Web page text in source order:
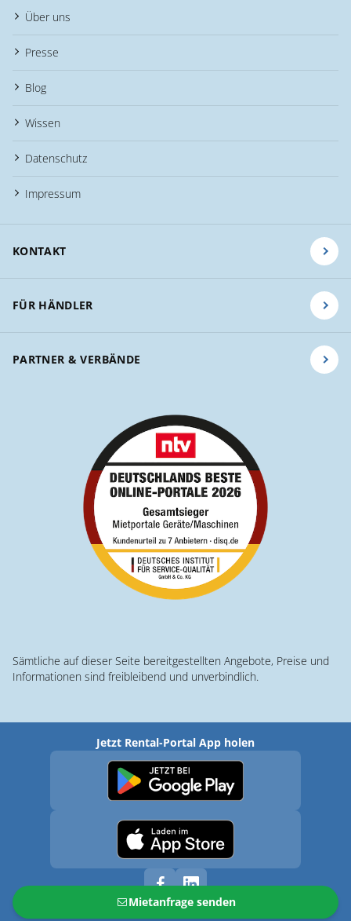
Mietanfrage senden
Über uns
Presse
Blog
Wissen
Datenschutz
Impressum
KONTAKT
FÜR HÄNDLER
PARTNER & VERBÄNDE
Sämtliche auf dieser Seite bereitgestellten Angebote, Preise und
Informationen sind freibleibend und unverbindlich.
Jetzt Rental-Portal App holen
© 2026 · Rental-Portal.com